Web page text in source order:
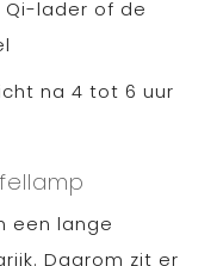
lader of de
na 4 tot 6 uur
een lange
Daarom zit er